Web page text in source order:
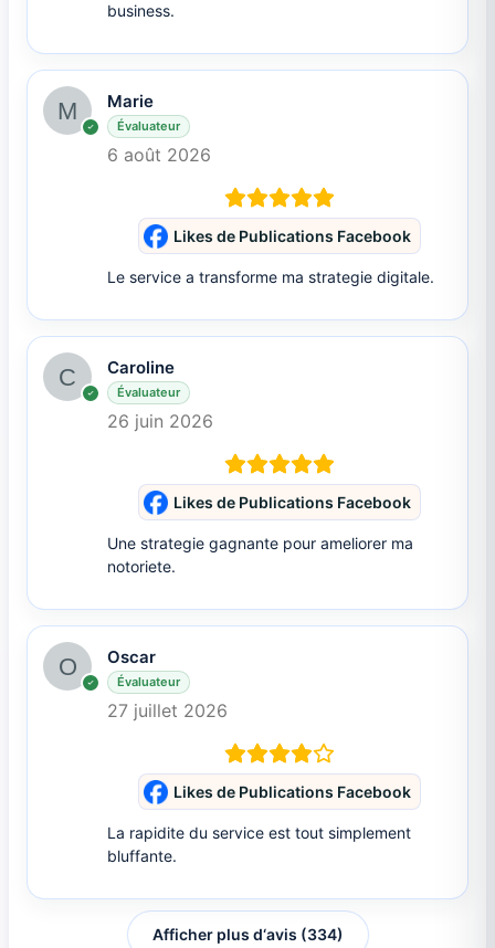
business.
Marie
Évaluateur
6 août 2026
Likes de Publications Facebook
Le service a transforme ma strategie digitale.
Caroline
Évaluateur
26 juin 2026
Likes de Publications Facebook
Une strategie gagnante pour ameliorer ma
notoriete.
Oscar
Évaluateur
27 juillet 2026
Likes de Publications Facebook
La rapidite du service est tout simplement
bluffante.
Afficher plus d‘avis (334)